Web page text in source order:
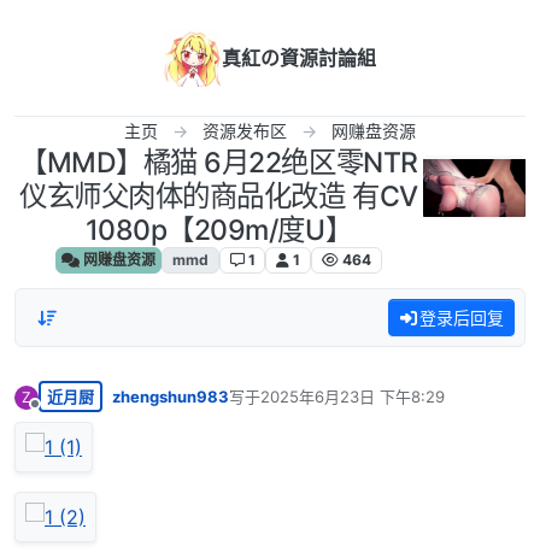
真紅の資源討論組
主页 资源发布区 网赚盘资源
【MMD】橘猫 6月22绝区零NTR
仪玄师父肉体的商品化改造 有CV
1080p【209m/度U】
网赚盘资源 mmd 1 1 464
登录后回复
Z
离线
近月厨 zhengshun983写于2025年6月23日 下午8:29
最后由 编辑